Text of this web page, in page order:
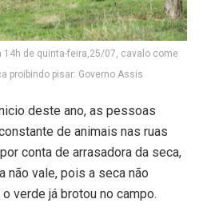
14h de quinta-feira,25/07, cavalo come
proibindo pisar: Governo Assis
deste ano, as pessoas
de animais nas ruas
conta de arrasadora da seca,
não vale, pois a seca não
verde já brotou no campo.